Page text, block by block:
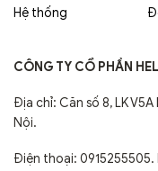
Hệ thống
CÔNG TY CỔ PHẦN
Địa chỉ: Căn số 8, LK V5A
Nội.
Điện thoại: